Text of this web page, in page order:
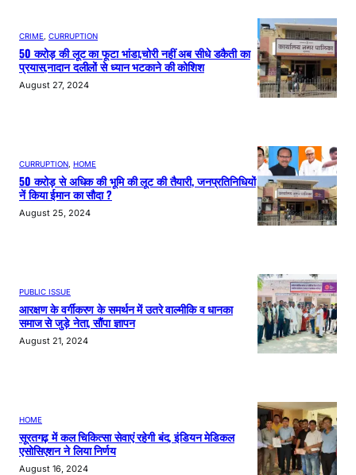
CRIME CURRUPTION
50 करोड़ की लूट का फूटा भांडा,चोरी नहीं अब सीधे डकैती का
प्रयास,नादान दलीलों से ध्यान भटकाने की कोशिश
August 27, 2024
CURRUPTION HOME
50 करोड़ से अधिक की भूमि की लूट की तैयारी, जनप्रतिनिधियों
नें किया ईमान का सौदा ?
August 25, 2024
PUBLIC ISSUE
आरक्षण के वर्गीकरण के समर्थन में उतरे वाल्मीकि व धानका
समाज से जुड़े नेता, सौंपा ज्ञापन
August 21, 2024
HOME
सूरतगढ़ में कल चिकित्सा सेवाएं रहेगी बंद, इंडियन मेडिकल
एसोसिएशन ने लिया निर्णय
August 16, 2024